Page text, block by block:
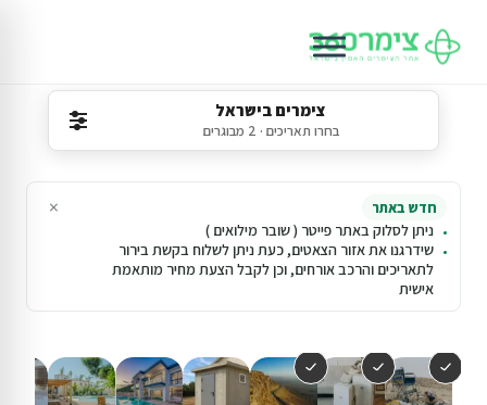
צימרים בישראל
בחרו תאריכים · 2 מבוגרים
חדש באתר
ניתן לסלוק באתר פייטר ( שובר מילואים )
שידרגנו את אזור הצאטים, כעת ניתן לשלוח בקשת בירור
לתאריכים והרכב אורחים, וכן לקבל הצעת מחיר מותאמת
אישית
×